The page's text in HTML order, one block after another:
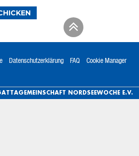
Datenschutzerklärung FAQ Cookie Manager
NORDSEEWOCHE E.V.